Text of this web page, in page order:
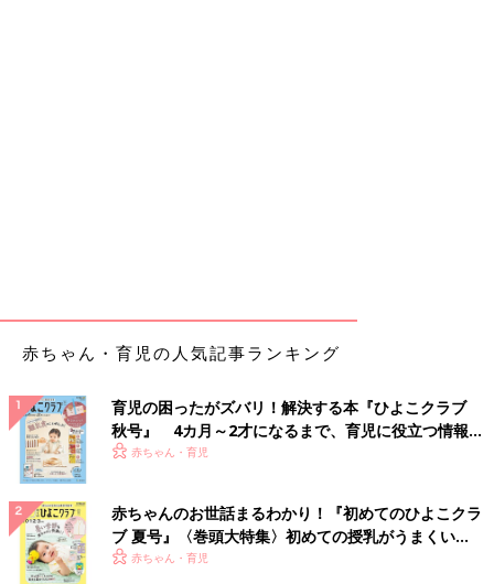
赤ちゃん・育児の人気記事ランキング
育児の困ったがズバリ！解決する本『ひよこクラブ
秋号』 4カ月～2才になるまで、育児に役立つ情報が
いっぱい！
赤ちゃん・育児
赤ちゃんのお世話まるわかり！『初めてのひよこクラ
ブ 夏号』〈巻頭大特集〉初めての授乳がうまくい
く！ おっぱい・ミルクの基本と夏のトラブル 解決テ
赤ちゃん・育児